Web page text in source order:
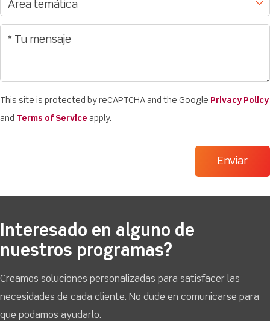
This site is protected by reCAPTCHA and the Google Privacy Policy
and Terms of Service apply.
Interesado en alguno de
nuestros programas?
Creamos soluciones personalizadas para satisfacer las
necesidades de cada cliente. No dude en comunicarse para
que podamos ayudarlo.